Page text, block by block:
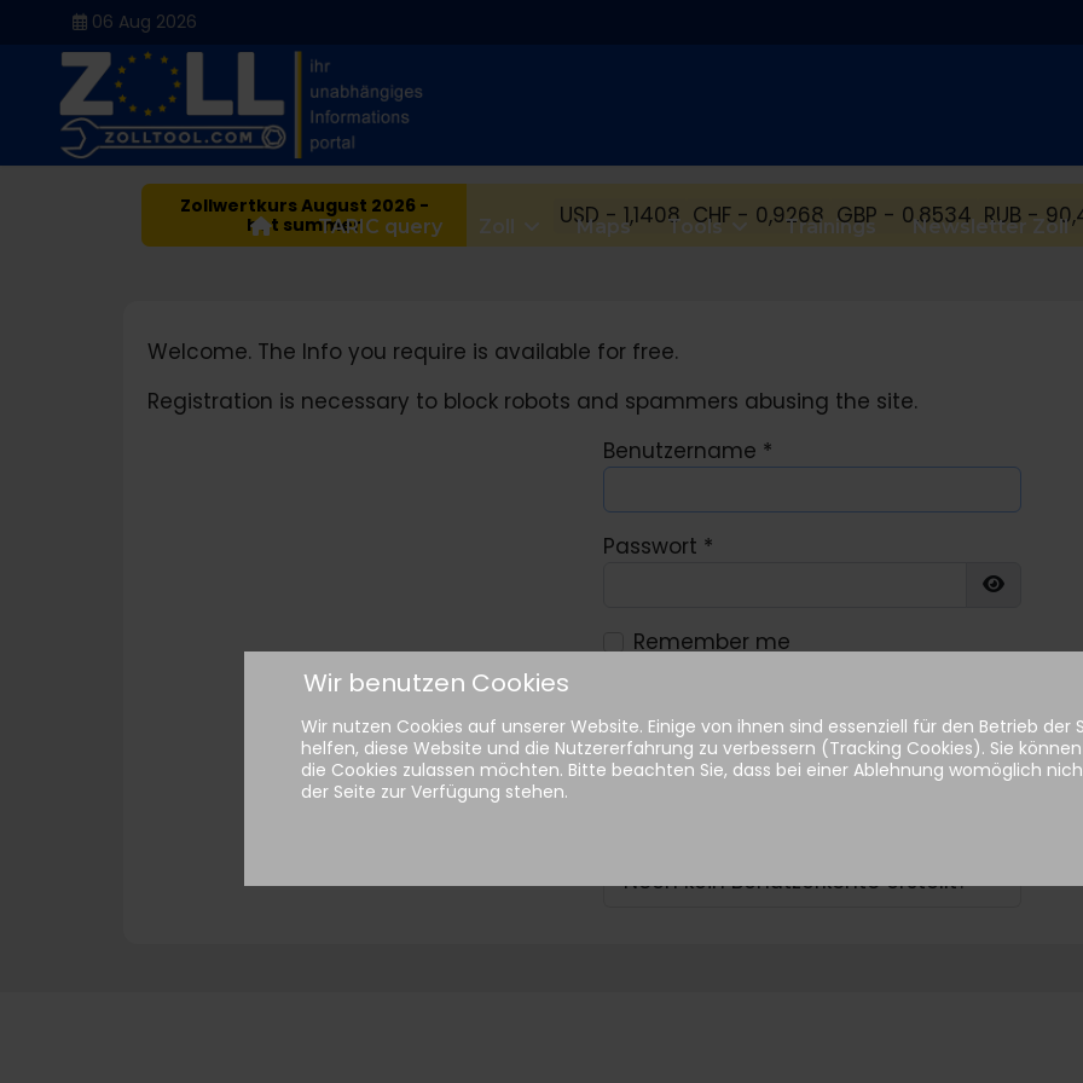
06 Aug 2026
HomeTARIC query Zoll Maps Tools Trainings Newsletter Zoll
Zollwertkurs August 2026 -
hot summer
USD - 1,1408 CHF - 0,9268 GBP - 0,8534 RUB -
Welcome. The Info you require is available for free.
Registration is necessary to block robots and spammers abusing the site.
Benutzername *
Passwort *
Remember me
Passwort vergessen?
Noch kein Benutzerkonto erstellt?
Wir benutzen Cookies
Wir nutzen Cookies auf unserer Website. Einige von ihnen sind essenziell für den Betrieb der
helfen, diese Website und die Nutzererfahrung zu verbessern (Tracking Cookies). Sie
die Cookies zulassen möchten. Bitte beachten Sie, dass bei einer Ablehnung womöglich
der Seite zur Verfügung stehen.